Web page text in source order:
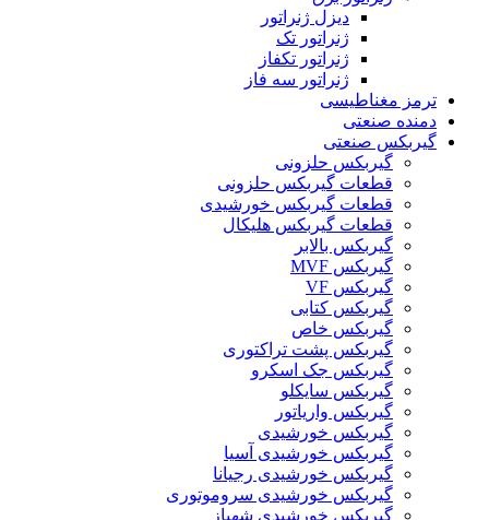
دیزل ژنراتور
ژنراتور تک
ژنراتور تکفاز
ژنراتور سه فاز
ترمز مغناطیسی
دمنده صنعتی
گیربکس صنعتی
گیربکس حلزونی
قطعات گيربکس حلزونی
قطعات گيربکس خورشيدی
قطعات گیربکس هلیکال
گيربکس بالابر
گیربکس MVF
گیربکس VF
گیربکس کتابی
گیربکس خاص
گیربکس پشت تراکتوری
گیربکس جک اسکرو
گیربکس سایکلو
گیربکس واریاتور
گیربکس خورشیدی
گیربکس خورشیدی آسیا
گیربکس خورشیدی رجیانا
گیربکس خورشیدی سروموتوری
گیربکس خورشیدی شهباز